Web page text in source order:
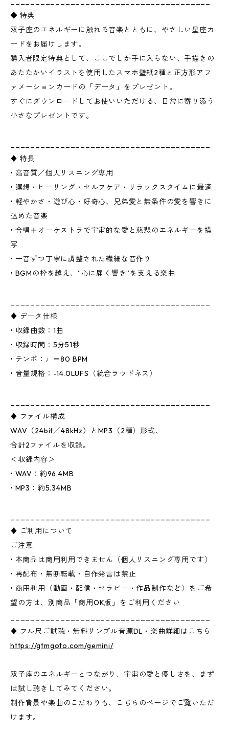
◆ 特典
双子座のエネルギーに触れる音楽とともに、やさしい星座カ
ードをお届けします。
購入者限定特典として、ここでしか手に入らない、手描きの
あたたかいイラストを使用したスマホ壁紙2種と正方形アフ
ァメーションカードの「データ」をプレゼント。
すぐにダウンロードしてお使いいただける、日常に寄り添う
小さなプレゼントです。
♦ 特長
• 高音質／個人リスニング専用
• 瞑想・ヒーリング・セルフケア・リラックスタイムに最適
• 軽やかさ・遊び心・好奇心、兄弟愛と無条件の愛を響きに
込めた音楽
• 合唱＋オーケストラで宇宙的な愛と慈悲のエネルギーを描
写
• 一音ずつ丁寧に調整された繊細な音作り
• BGMの枠を越え、“心に届く響き”を支える楽曲
♦ データ仕様
• 収録曲数：1曲
• 収録時間：5分51秒
• テンポ：♩＝80 BPM
• 音量規格：-14.0LUFS（統合ラウドネス）
♦ ファイル構成
WAV（24bit／48kHz）とMP3（2種）形式、
合計2ファイルを収録。
＜収録内容＞
• WAV：約96.4MB
• MP3：約5.34MB
♦ ご利用について
ご注意
• 本商品は商用利用できません（個人リスニング専用です）
• 再配布・無断転載・自作発言は禁止
• 商用利用（動画・配信・セラピー・作品制作など）をご希
望の方は、別商品「商用OK版」をご利用ください
♦ フル尺ご試聴・無料サンプル音源DL・楽曲詳細はこちら
https://gtmgoto.com/gemini/
双子座のエネルギーとつながり、宇宙の愛と優しさを、まず
は試し聴きしてみてください。
制作背景や楽曲のこだわりも、こちらのページでご覧いただ
けます。